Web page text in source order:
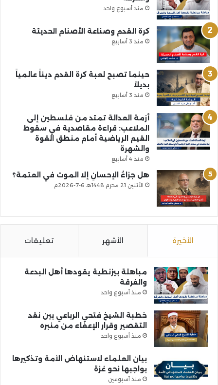
منذ أسبوع واحد
كرة القدم وصناعة الأصنام الحديثة
منذ 3 أسابيع
حينما تصبح لعبة كرة القدم ديناً عالمياً
بديلاً
منذ 3 أسابيع
أزمة العدالة تمتد من فلسطين إلى
الملاعب: قراءة مقاصدية في سقوط
القيم الرياضية أمام منطق القوة
والشهرة
منذ 4 أسابيع
هل جزاءُ الإحسانِ إلا الموت في العتمة؟
الأثنين 21 محرم 1448هـ 6-7-2026م
الأخيرة الأشهر تعليقات
مباهلة بيزنطية يقودها أهل البدعة
والفرقة
منذ أسبوع واحد
خطبة الشيخ فتحي الرباعي بين نقد
التقصير وقرار الإعفاء من منبره
منذ أسبوع واحد
بيان العلماء لاستنهاض الأمة وتذكيرها
بواجبها نحو غزة
منذ أسبوعين